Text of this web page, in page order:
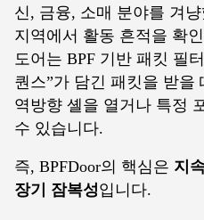
신, 금융, 소매 분야를 겨
지역에서 활동 흔적을 확
도어는 BPF 기반 패킷 필
퀀스”가 담긴 패킷을 받을
역방향 셸을 열거나 특정
수 있습니다.
즉, BPFDoor의 핵심은 지
장기 잠복성입니다.